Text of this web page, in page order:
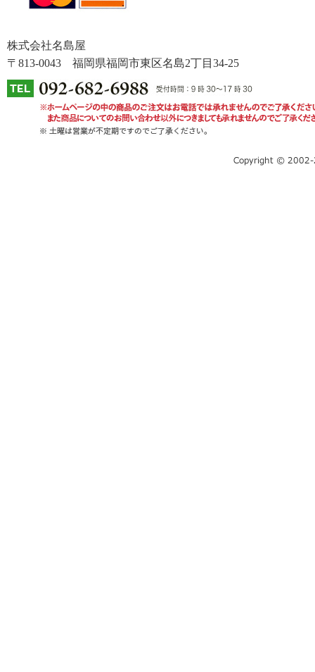
株式会社名島屋
〒813-0043 福岡県福岡市東区名島2丁目34-25